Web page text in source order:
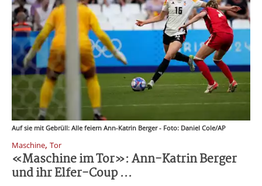
Auf sie mit Gebrüll: Alle feiern Ann-Katrin Berger - Foto: Daniel Cole/AP
Maschine, Tor
«Maschine im Tor»: Ann-Katrin Berger
und ihr Elfer-Coup ...